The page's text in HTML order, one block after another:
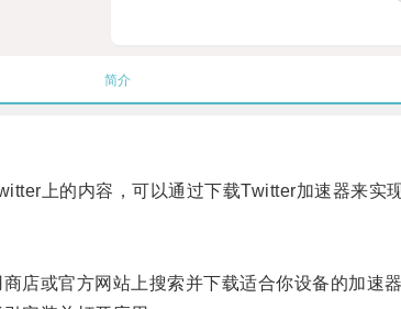
简介
上的内容，可以通过下载Twitter加速器来实现
或官方网站上搜索并下载适合你设备的加速器